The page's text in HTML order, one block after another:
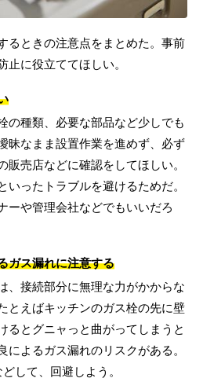
るときの注意点をまとめた。事前
止に役立ててほしい。
の種類、必要な部品など少しでも
昧なまま設置作業を進めず、必ず
販売店などに確認をしてほしい。
いったトラブルを避けるためだ。
ーや管理会社などでもいいだろ
ガス漏れに注意する
、接続部分に無理な力がかからな
とえばキッチンのガス栓の先に壁
るとグニャっと曲がってしまうと
によるガス漏れのリスクがある。
して、回避しよう。